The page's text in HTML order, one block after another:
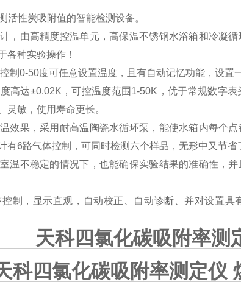
活性炭吸附值的智能检测设备。
，由高精度控温单元，高保温不锈钢水浴箱和冷凝
各种实验操作！
制0-50度可任意设置温度，且有自动记忆功能，设置
高达±0.02K，可控温度范围1-50K，优于常规数字
灵敏，使用寿命更长。
效果，采用耐高温陶瓷水循环泵，能使水箱内每个
有6路气体控制，可同时检测六个样品，无形中又节省
温不稳定的情况下，也能确保实验结果的准确性，
制，显示直观，自动校正、自动诊断、并对设置
天科四氯化碳吸附率测
科四氯化碳吸附率测定仪